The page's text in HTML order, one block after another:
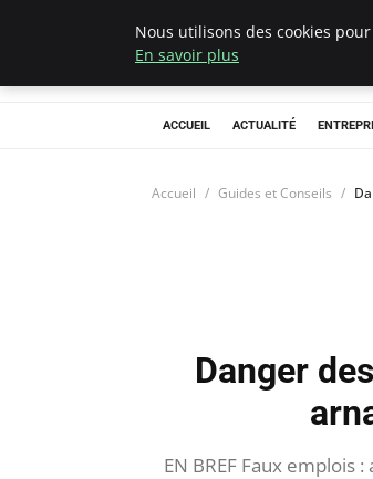
Chasseur
ACCUEIL ACTUALITÉ
Accueil Guides et Conseils
Danger
EN BREF Faux
Nous utilisons des cookies
En savoir plus